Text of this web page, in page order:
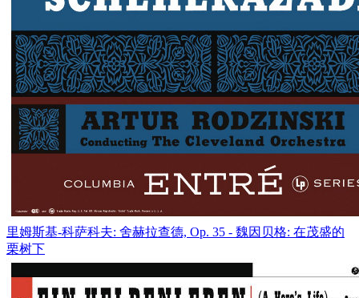
里姆斯基-科萨科夫: 舍赫拉查德, Op. 35 - 魏因贝格: 在茂盛的
栗树下